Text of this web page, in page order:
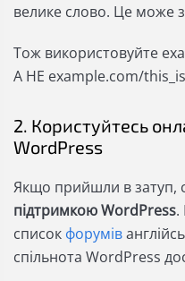
велике слово. Це може
Тож використовуйте
А НЕ example.com/
2. Користуйтесь
WordPress
Якщо прийшли в затуп,
підтримкою WordPress.
список форумів
спільнота WordPress